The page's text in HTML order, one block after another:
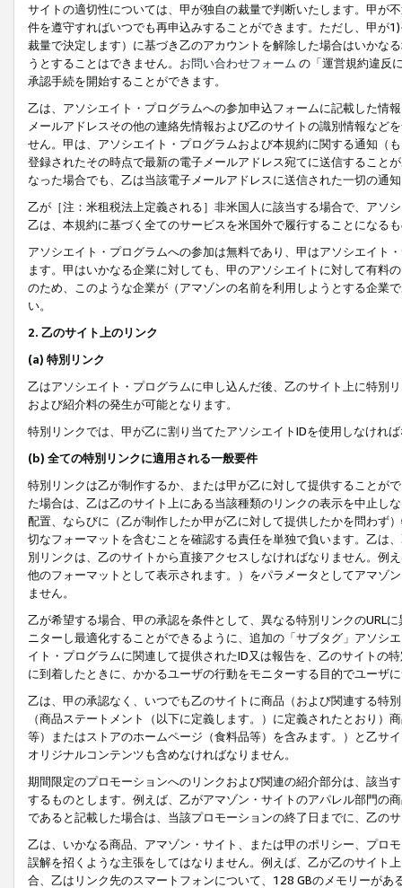
サイトの適切性については、甲が独自の裁量で判断いたします。甲が
件を遵守すればいつでも再申込みすることができます。ただし、甲が
裁量で決定します）に基づき乙のアカウントを解除した場合はいかな
うとすることはできません。 お問い合わせフォーム の「運営規約違反
承認手続を開始することができます。
乙は、アソシエイト・プログラムへの参加申込フォームに記載した情
メールアドレスその他の連絡先情報および乙のサイトの識別情報など
せん。甲は、アソシエイト・プログラムおよび本規約に関する通知（
登録されたその時点で最新の電子メールアドレス宛てに送信すること
なった場合でも、乙は当該電子メールアドレスに送信された一切の通
乙が［注：米租税法上定義される］非米国人に該当する場合で、アソ
乙は、本規約に基づく全てのサービスを米国外で履行することになる
アソシエイト・プログラムへの参加は無料であり、甲はアソシエイト
ます。甲はいかなる企業に対しても、甲のアソシエイトに対して有料
のため、このような企業が（アマゾンの名前を利用しようとする企業
い。
2. 乙のサイト上のリンク
(a) 特別リンク
乙はアソシエイト・プログラムに申し込んだ後、乙のサイト上に特別
および紹介料の発生が可能となります。
特別リンクでは、甲が乙に割り当てたアソシエイトIDを使用しなけれ
(b) 全ての特別リンクに適用される一般要件
特別リンクは乙が制作するか、または甲が乙に対して提供することが
た場合は、乙は乙のサイト上にある当該種類のリンクの表示を中止し
配置、ならびに（乙が制作したか甲が乙に対して提供したかを問わず
切なフォーマットを含むことを確認する責任を単独で負います。乙は
別リンクは、乙のサイトから直接アクセスしなければなりません。例
他のフォーマットとして表示されます。）をパラメータとしてアマゾ
ません。
乙が希望する場合、甲の承認を条件として、異なる特別リンクのURL
ニターし最適化することができるように、追加の「サブタグ」アソシ
イト・プログラムに関連して提供されたID又は報告を、乙のサイトの
に到着したときに、かかるユーザの行動をモニターする目的でユーザ
乙は、甲の承認なく、いつでも乙のサイトに商品（および関連する特
（商品ステートメント（以下に定義します。）に定義されたとおり
等）またはストアのホームページ（食料品等）を含みます。）と乙サ
オリジナルコンテンツも含めなければなりません。
期間限定のプロモーションへのリンクおよび関連の紹介部分は、該当
するものとします。例えば、乙がアマゾン・サイトのアパレル部門の
であると記載した場合は、当該プロモーションの終了日までに、乙の
乙は、いかなる商品、アマゾン・サイト、または甲のポリシー、プロ
誤解を招くような主張をしてはなりません。例えば、乙が乙のサイト
合、乙はリンク先のスマートフォンについて、128 GBのメモリーがあ